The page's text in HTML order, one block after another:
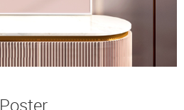
Poster